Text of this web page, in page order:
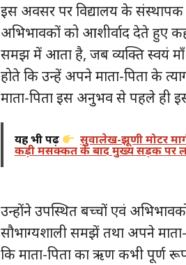
इस अवसर पर विद्यालय के
अभिभावकों को आशीर्वाद देते हुए
समझ में आता है, जब व्यक्ति स्वयं माँ
होते कि उन्हें अपने माता-पिता के
माता-पिता इस अनुभव से पहले ही
यह भी पढ़ें सुवालेख-झूणी मोटर
कड़ी मसक्कत के बाद मुख्य सड़क पर
उन्होंने उपस्थित बच्चों एवं
सौभाग्यशाली समझें तथा अपने
कि माता-पिता का ऋण कभी पूर्ण